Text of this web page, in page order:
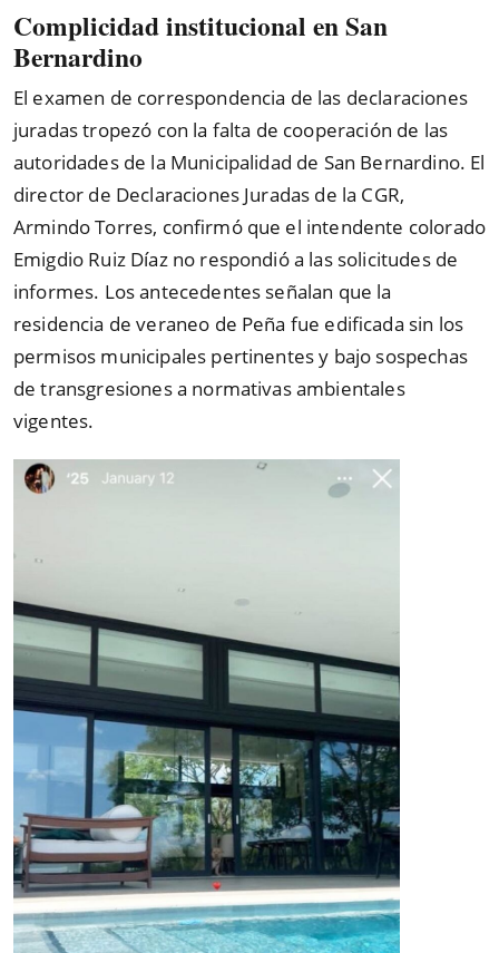
Complicidad institucional en San
Bernardino
El examen de correspondencia de las declaraciones
juradas tropezó con la falta de cooperación de las
autoridades de la Municipalidad de San Bernardino. El
director de Declaraciones Juradas de la CGR,
Armindo Torres, confirmó que el intendente colorado
Emigdio Ruiz Díaz no respondió a las solicitudes de
informes. Los antecedentes señalan que la
residencia de veraneo de Peña fue edificada sin los
permisos municipales pertinentes y bajo sospechas
de transgresiones a normativas ambientales
vigentes.